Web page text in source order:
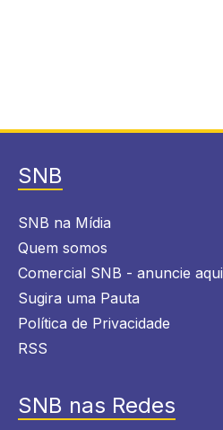
SNB
SNB na Mídia
Quem somos
Comercial SNB - anuncie aqui
Sugira uma Pauta
Política de Privacidade
RSS
SNB nas Redes